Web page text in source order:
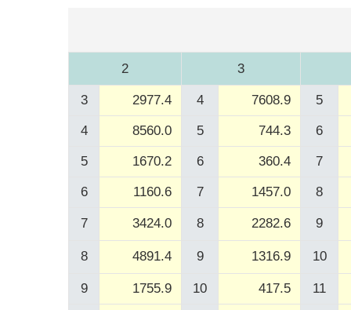
2 3
3 2977.4 4 7608.9 5
4 8560.0 5 744.3 6
5 1670.2 6 360.4 7
6 1160.6 7 1457.0 8
7 3424.0 8 2282.6 9
8 4891.4 9 1316.9 10
9 1755.9 10 417.5 11